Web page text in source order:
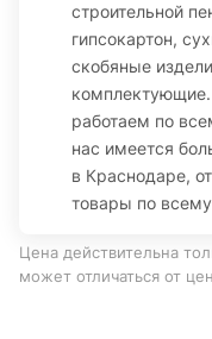
строительной
гипсокартон,
скобяные
работаем по
нас имеется
в Краснодаре,
товары по
Цена действительна
может отличаться от